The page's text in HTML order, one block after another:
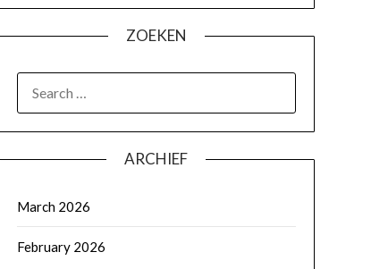
ZOEKEN
FOR:
ARCHIEF
March 2026
February 2026